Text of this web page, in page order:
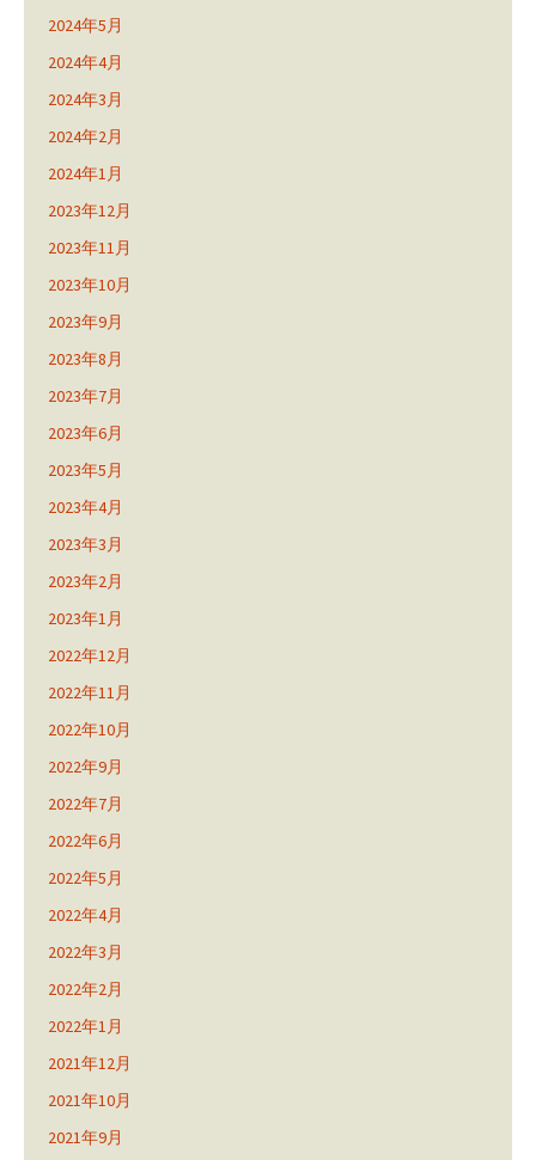
2024年5月
2024年4月
2024年3月
2024年2月
2024年1月
2023年12月
2023年11月
2023年10月
2023年9月
2023年8月
2023年7月
2023年6月
2023年5月
2023年4月
2023年3月
2023年2月
2023年1月
2022年12月
2022年11月
2022年10月
2022年9月
2022年7月
2022年6月
2022年5月
2022年4月
2022年3月
2022年2月
2022年1月
2021年12月
2021年10月
2021年9月